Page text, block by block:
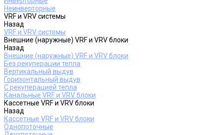
Неинверторные
VRF и VRV системы
Назад
VRF и VRV системы
Внешние (наружные) VRF и VRV блоки
Назад
Внешние (наружные) VRF и VRV блоки
Без рекуперации тепла
Вертикальный выдув
Горизонтальный выдув
С рекуперацией тепла
Канальные VRF и VRV блоки
Кассетные VRF и VRV блоки
Назад
Кассетные VRF и VRV блоки
Однопоточные